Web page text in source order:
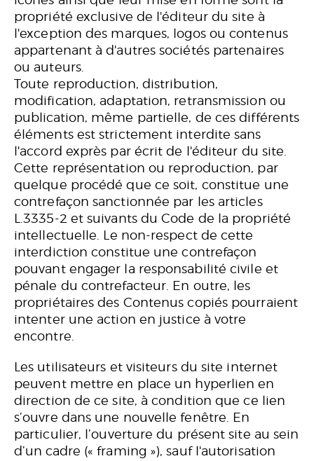
propriété exclusive de l'éditeur du site à
l'exception des marques, logos ou contenus
appartenant à d'autres sociétés partenaires
ou auteurs.
Toute reproduction, distribution,
modification, adaptation, retransmission ou
publication, même partielle, de ces différents
éléments est strictement interdite sans
l'accord exprès par écrit de l'éditeur du site.
Cette représentation ou reproduction, par
quelque procédé que ce soit, constitue une
contrefaçon sanctionnée par les articles
L.3335-2 et suivants du Code de la propriété
intellectuelle. Le non-respect de cette
interdiction constitue une contrefaçon
pouvant engager la responsabilité civile et
pénale du contrefacteur. En outre, les
propriétaires des Contenus copiés pourraient
intenter une action en justice à votre
encontre.
Les utilisateurs et visiteurs du site internet
peuvent mettre en place un hyperlien en
direction de ce site, à condition que ce lien
s’ouvre dans une nouvelle fenêtre. En
particulier, l’ouverture du présent site au sein
d’un cadre (« framing »), sauf l'autorisation